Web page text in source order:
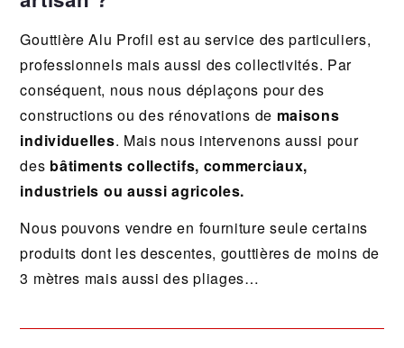
Gouttière Alu Profil est au service des particuliers,
professionnels mais aussi des collectivités. Par
conséquent, nous nous déplaçons pour des
constructions ou des rénovations de maisons
individuelles. Mais nous intervenons aussi pour
des bâtiments collectifs, commerciaux,
industriels ou aussi agricoles.
Nous pouvons vendre en fourniture seule certains
produits dont les descentes, gouttières de moins de
3 mètres mais aussi des pliages…